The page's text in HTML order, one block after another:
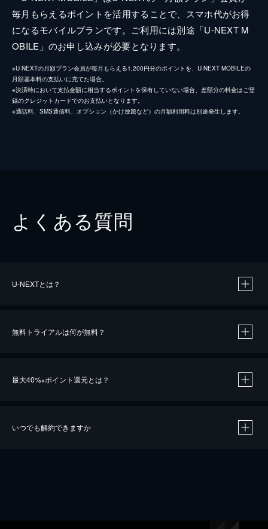
毎月もらえるポイントを活用することで、スマホ代がお得
になるモバイルプランです。ご利用には別途「U-NEXT M
OBILE」のお申し込みが必要となります。
※U-NEXTの月額プラン会員が毎月もらえる1,200円分のポイントを、U-NEXT MOBILEの
月額基本料の支払いに充てた場合。
※決済時において支払金額に相当するポイントを保有していない場合、差額分の料金はご登
録のクレジットカードでのお支払いとなります。
※通話料、SMS通信料、オプション（かけ放題など）の月額利用料は別途発生します。
よくある質問
U-NEXTとは？
無料トライアルは何が無料？
最大40%※ポイント還元とは？
いつでも解約できますか